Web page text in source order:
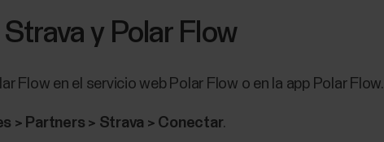
y Polar Flow
Flow en el servicio web Polar Flow o en la app Polar Flow.
> Partners > Strava > Conectar.